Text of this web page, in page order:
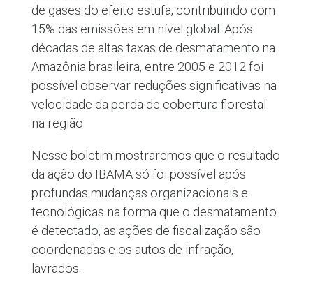
de gases do efeito estufa, contribuindo com
15% das emissões em nível global. Após
décadas de altas taxas de desmatamento na
Amazônia brasileira, entre 2005 e 2012 foi
possível observar reduções significativas na
velocidade da perda de cobertura florestal
na região
Nesse boletim mostraremos que o resultado
da ação do IBAMA só foi possível após
profundas mudanças organizacionais e
tecnológicas na forma que o desmatamento
é detectado, as ações de fiscalização são
coordenadas e os autos de infração,
lavrados.